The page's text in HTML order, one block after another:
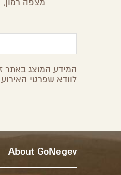
מצפה רמון,
המידע המוצג באתר
לוודא שפרטי
About GoNegev